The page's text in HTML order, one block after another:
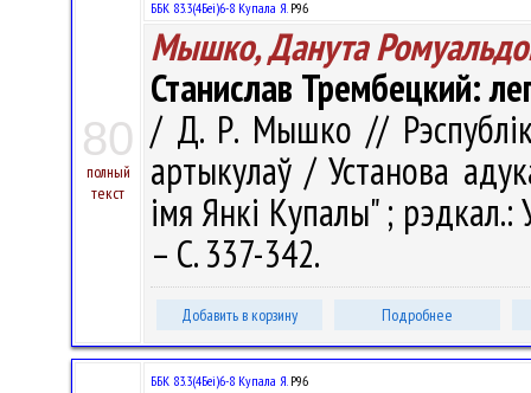
80
полный
текст
ББК 83.3(4Беі)6-8 Купала Я.Р96
Мышко, Данута
Станислав Трембецкий:
/ Д. Р. Мышко //
артыкулаў / Установа
імя Янкі Купалы" ;
– С. 337-342.
Добавить в корзину Подробнее
ББК 83.3(4Беі)6-8 Купала Я.Р96